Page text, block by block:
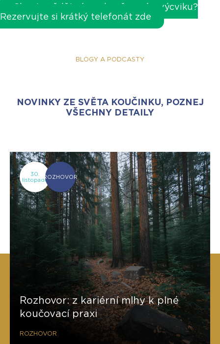
Chcete vědět více o koučovacím výcviku?
Rezervujte si krátký telefonát zde
BLOGY A PODCASTY
NOVINKY ZE SVĚTA KOUČINKU, POZNEJ
VŠECHNY DETAILY
30.
listopaduROZHOVOR
Rozhovor: z kariérní mlhy k plné
koučovací praxi
ROZHOVOR